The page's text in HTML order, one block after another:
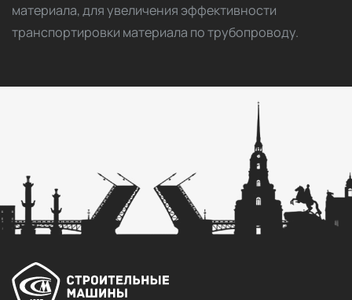
материала, для увеличения эффективности
транспортировки материала по трубопроводу.